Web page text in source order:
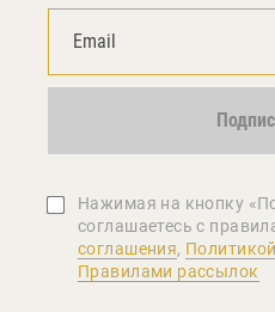
Нажимая на кнопку
соглашаетеcь с
соглашения,
Правилами рассылок